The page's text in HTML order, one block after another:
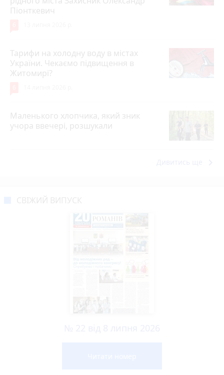
Піонткевич
Тарифи на холодну воду в містах
України. Чекаємо підвищення в
Житомирі?
Маленького хлопчика, який зник
учора ввечері, розшукали